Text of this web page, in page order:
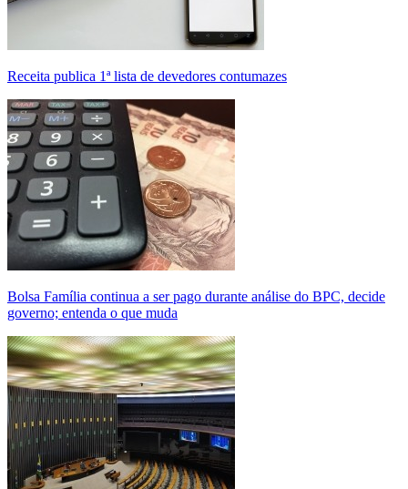
Receita publica 1ª lista de devedores contumazes
Bolsa Família continua a ser pago durante análise do BPC, decide
governo; entenda o que muda